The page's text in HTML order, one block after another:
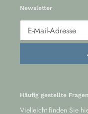
Newsletter
Häufig gestellte Fragen
Vielleicht finden Sie